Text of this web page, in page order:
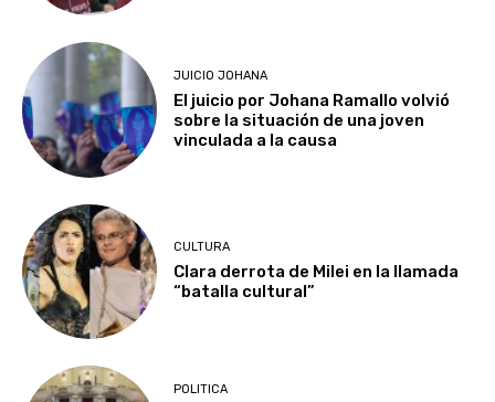
JUICIO JOHANA
El juicio por Johana Ramallo volvió
sobre la situación de una joven
vinculada a la causa
CULTURA
Clara derrota de Milei en la llamada
“batalla cultural”
POLITICA